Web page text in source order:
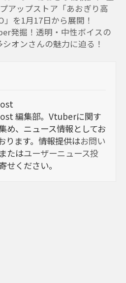
アップストア「あおぎり高
を1月17日から展開！
発掘！透明・中性ボイスの
オンさんの魅力に迫る！
編集部。Vtuberに関す
め、ニュース情報としてお
ります。情報提供はお問い
たはユーザーニュース投
せください。